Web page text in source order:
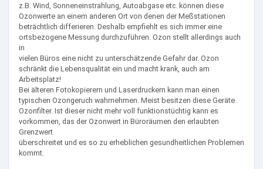
z.B. Wind, Sonneneinstrahlung, Autoabgase etc. können diese
Ozonwerte an einem anderen Ort von denen der Meßstationen
beträchtlich differieren. Deshalb empfiehlt es sich immer eine
ortsbezogene Messung durchzuführen. Ozon stellt allerdings auch
in
vielen Büros eine nicht zu unterschätzende Gefahr dar. Ozon
schränkt die Lebensqualität ein und macht krank, auch am
Arbeitsplatz!
Bei älteren Fotokopierern und Laserdruckern kann man einen
typischen Ozongeruch wahrnehmen. Meist besitzen diese Geräte
Ozonfilter. Ist dieser nicht mehr voll funktionstüchtig kann es
vorkommen, das der Ozonwert in Büroräumen den erlaubten
Grenzwert
überschreitet und es so zu erheblichen gesundheitlichen Problemen
kommt.